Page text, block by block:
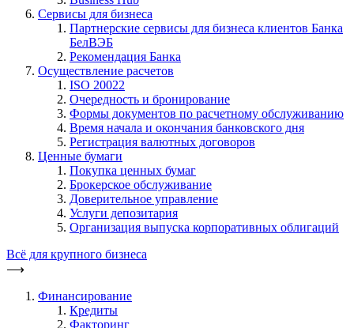
Сервисы для бизнеса
Партнерские сервисы для бизнеса клиентов Банка
БелВЭБ
Рекомендация Банка
Осуществление расчетов
ISO 20022
Очередность и бронирование
Формы документов по расчетному обслуживанию
Время начала и окончания банковского дня
Регистрация валютных договоров
Ценные бумаги
Покупка ценных бумаг
Брокерское обслуживание
Доверительное управление
Услуги депозитария
Организация выпуска корпоративных облигаций
Всё для крупного бизнеса
⟶
Финансирование
Кредиты
Факторинг